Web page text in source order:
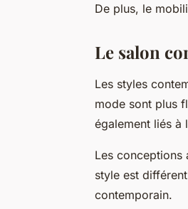
De plus, le
Le salon
Les styles
mode sont plus
également liés à
Les conceptions
style est
contemporain.